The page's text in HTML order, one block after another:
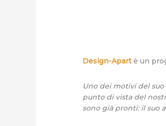
Design-Apart è un
Uno dei motivi del
punto di vista del
sono già pronti: il suo